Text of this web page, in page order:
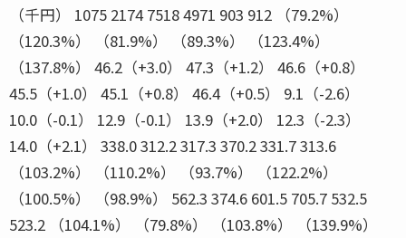
（千円） 1075 2174 7518 4971 903 912 （79.2%）
（120.3%） （81.9%） （89.3%） （123.4%）
（137.8%） 46.2（+3.0） 47.3（+1.2） 46.6（+0.8）
45.5（+1.0） 45.1（+0.8） 46.4（+0.5） 9.1（-2.6）
10.0（-0.1） 12.9（-0.1） 13.9（+2.0） 12.3（-2.3）
14.0（+2.1） 338.0 312.2 317.3 370.2 331.7 313.6
（103.2%） （110.2%） （93.7%） （122.2%）
（100.5%） （98.9%） 562.3 374.6 601.5 705.7 532.5
523.2 （104.1%） （79.8%） （103.8%） （139.9%）